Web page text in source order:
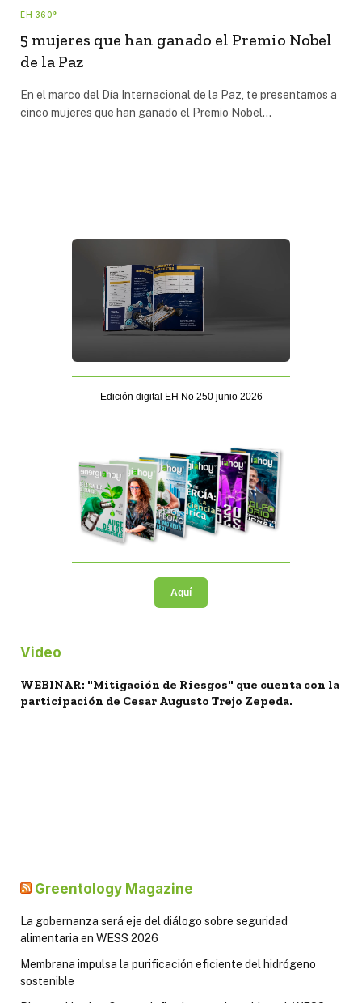
EH 360°
5 mujeres que han ganado el Premio Nobel
de la Paz
En el marco del Día Internacional de la Paz, te presentamos a
cinco mujeres que han ganado el Premio Nobel…
Edición digital EH No 250 junio 2026
Aquí
Video
WEBINAR: "Mitigación de Riesgos" que cuenta con la
participación de Cesar Augusto Trejo Zepeda.
Greentology Magazine
La gobernanza será eje del diálogo sobre seguridad
alimentaria en WESS 2026
Membrana impulsa la purificación eficiente del hidrógeno
sostenible